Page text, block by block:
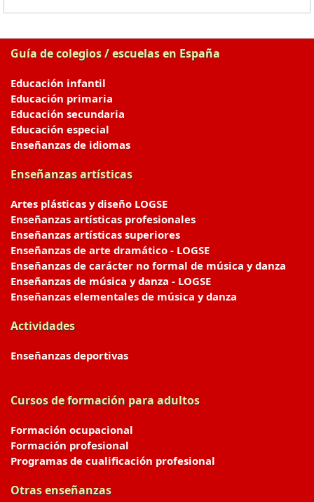
Guía de colegios / escuelas en España
Educación infantil
Educación primaria
Educación secundaria
Educación especial
Enseñanzas de idiomas
Enseñanzas artísticas
Artes plásticas y diseño LOGSE
Enseñanzas artísticas profesionales
Enseñanzas artísticas superiores
Enseñanzas de arte dramático - LOGSE
Enseñanzas de carácter no formal de música y danza
Enseñanzas de música y danza - LOGSE
Enseñanzas elementales de música y danza
Actividades
Enseñanzas deportivas
Cursos de formación para adultos
Formación ocupacional
Formación profesional
Programas de cualificación profesional
Otras enseñanzas